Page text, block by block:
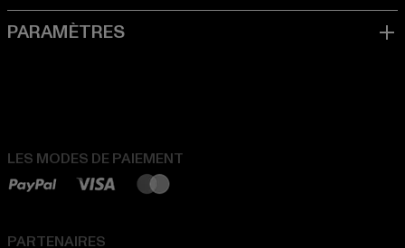
LES MODES DE PAIEMENT
PARTENAIRES